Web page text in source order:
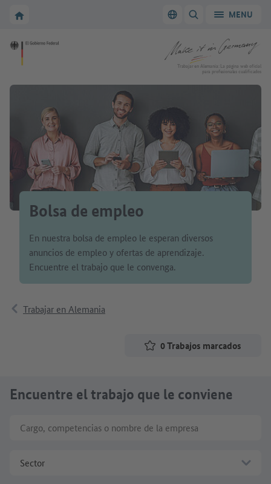
A la página de inicio de Make it in GermanyCambiar el idioma
MOSTRAR/MENU
A la página de inicio de Make it in Germany
Trabajar en Alemania: La página web oficial
para profesionales cualificados
Bolsa de empleo
En nuestra bolsa de empleo le esperan diversos
anuncios de empleo y ofertas de aprendizaje.
Encuentre el trabajo que le convenga.
Trabajar en Alemania
0Trabajos marcados
Encuentre el trabajo que le conviene
Sector